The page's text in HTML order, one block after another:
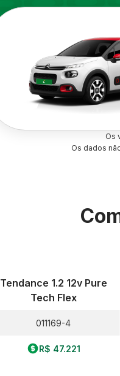
Os
Os dados
Tendance 1.2 12v Pure
Tech Flex
011169-4
R$ 47.221